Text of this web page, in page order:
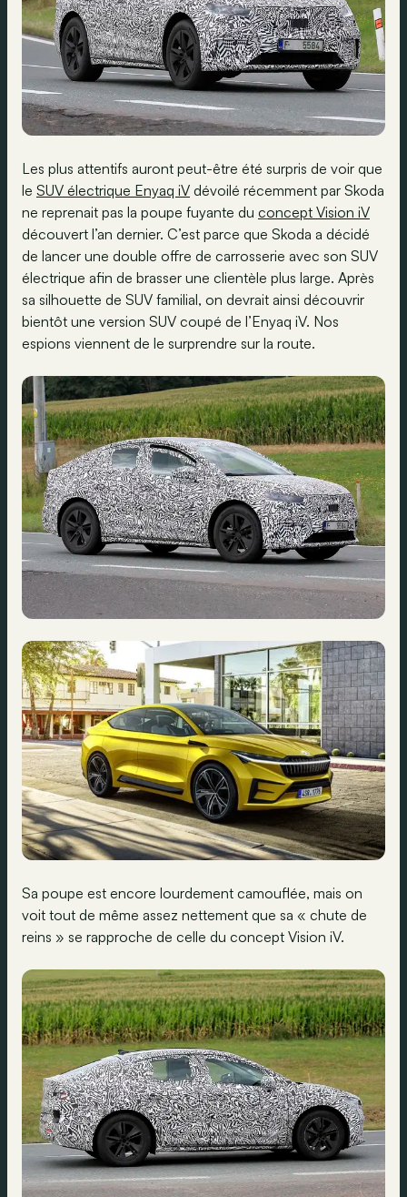
Les plus attentifs auront peut-être été surpris de voir que
le SUV électrique Enyaq iV dévoilé récemment par Skoda
ne reprenait pas la poupe fuyante du concept Vision iV
découvert l’an dernier. C’est parce que Skoda a décidé
de lancer une double offre de carrosserie avec son SUV
électrique afin de brasser une clientèle plus large. Après
sa silhouette de SUV familial, on devrait ainsi découvrir
bientôt une version SUV coupé de l’Enyaq iV. Nos
espions viennent de le surprendre sur la route.
Sa poupe est encore lourdement camouflée, mais on
voit tout de même assez nettement que sa « chute de
reins » se rapproche de celle du concept Vision iV.